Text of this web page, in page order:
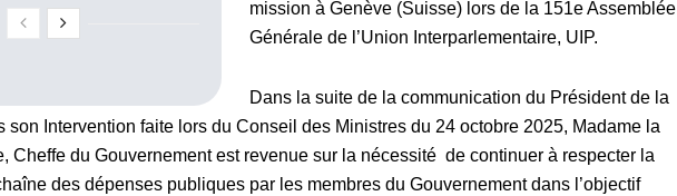
mission à Genève (Suisse) lors de la 151e Assemblée
Générale de l’Union Interparlementaire, UIP.
Dans la suite de la communication du Président de la
son Intervention faite lors du Conseil des Ministres du 24 octobre 2025, Madame la
, Cheffe du Gouvernement est revenue sur la nécessité de continuer à respecter la
des dépenses publiques par les membres du Gouvernement dans l’objectif